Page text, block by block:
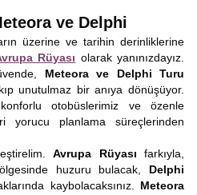
ve Delphi
üzerine ve tarihin derinliklerine
Rüyası olarak yanınızdayız.
Meteora ve Delphi Turu
unutulmaz bir anıya dönüşüyor.
otobüslerimiz ve özenle
yorucu planlama süreçlerinden
Avrupa Rüyası farkıyla,
huzuru bulacak, Delphi
kaybolacaksınız. Meteora